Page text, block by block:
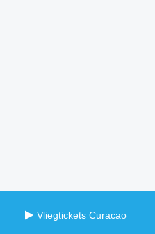
Vliegtickets Curacao